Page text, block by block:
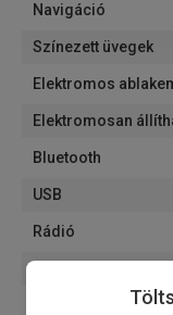
Navigáció
Színezett üvegek
Elektromos
Elektromosan
Bluetooth
USB
Rádió
Start/Stop rendszer